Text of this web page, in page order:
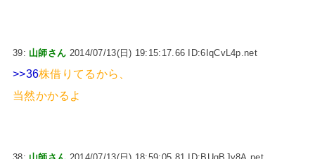
39: 山師さん 2014/07/13(日) 19:15:17.66 ID:6IqCvL4p.net
>>36株借りてるから、
当然かかるよ